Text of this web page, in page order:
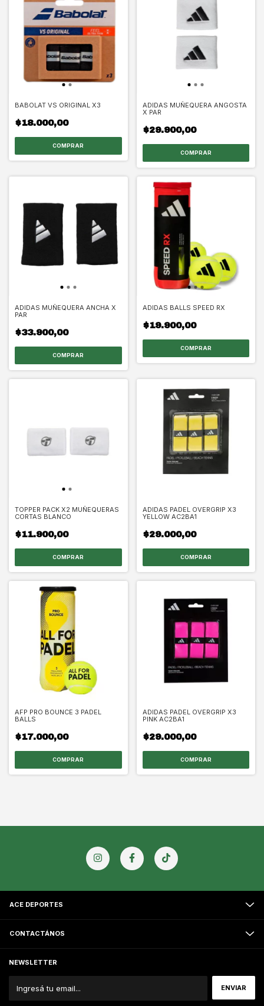
BABOLAT VS ORIGINAL X3
$18.000,00
ADIDAS MUÑEQUERA ANGOSTA
X PAR
$29.900,00
COMPRAR
ADIDAS MUÑEQUERA ANCHA X
PAR
$33.900,00
COMPRAR
ADIDAS BALLS SPEED RX
$19.900,00
TOPPER PACK X2 MUÑEQUERAS
CORTAS BLANCO
$11.900,00
ADIDAS PADEL OVERGRIP X3
YELLOW AC2BA1
$29.000,00
AFP PRO BOUNCE 3 PADEL
BALLS
$17.000,00
ADIDAS PADEL OVERGRIP X3
PINK AC2BA1
$29.000,00
ACE DEPORTES
CONTACTÁNOS
NEWSLETTER